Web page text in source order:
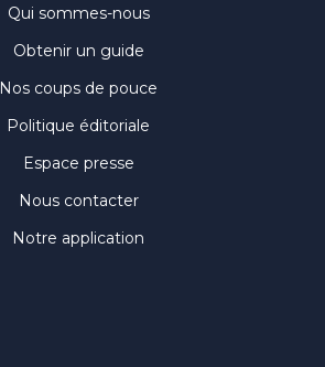
Qui sommes-nous
Obtenir un guide
Nos coups de pouce
Politique éditoriale
Espace presse
Nous contacter
Notre application